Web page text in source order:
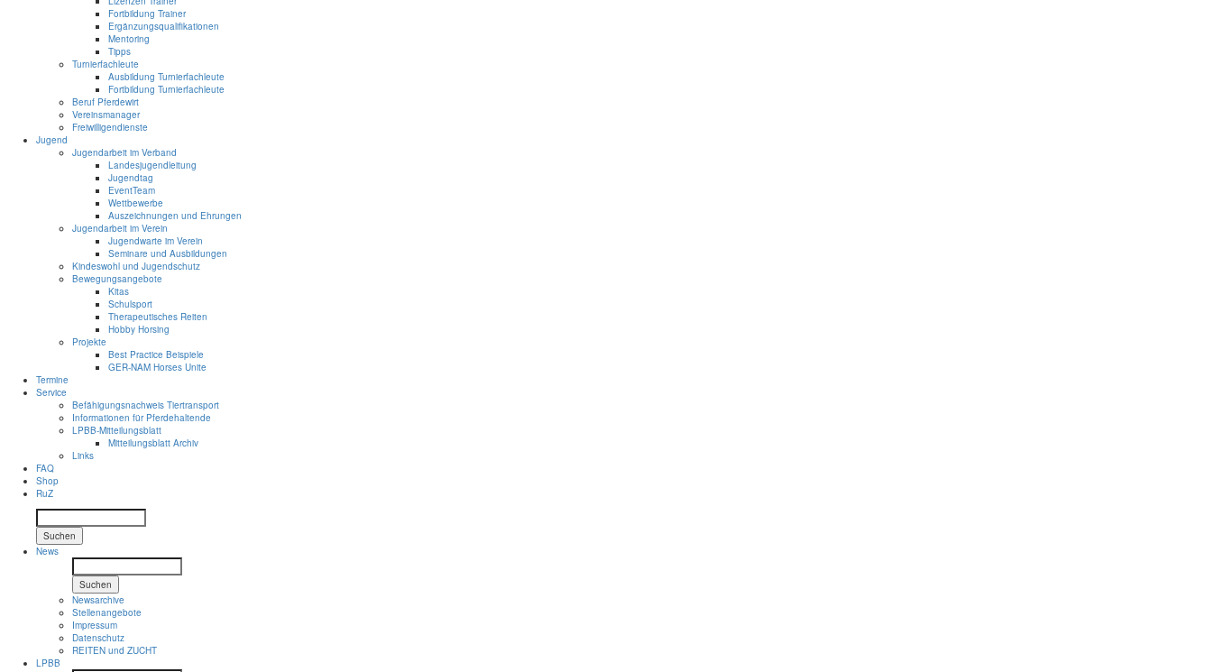
Fortbildung Trainer
Ergänzungsqualifikationen
Mentoring
Tipps
Turnierfachleute
Ausbildung Turnierfachleute
Fortbildung Turnierfachleute
Beruf Pferdewirt
Vereinsmanager
Freiwilligendienste
Jugend
Jugendarbeit im Verband
Landesjugendleitung
Jugendtag
EventTeam
Wettbewerbe
Auszeichnungen und Ehrungen
Jugendarbeit im Verein
Jugendwarte im Verein
Seminare und Ausbildungen
Kindeswohl und Jugendschutz
Bewegungsangebote
Kitas
Schulsport
Therapeutisches Reiten
Hobby Horsing
Projekte
Best Practice Beispiele
GER-NAM Horses Unite
Termine
Service
Befähigungsnachweis Tiertransport
Informationen für Pferdehaltende
LPBB-Mitteilungsblatt
Mitteilungsblatt Archiv
Links
FAQ
Shop
RuZ
Suchen
News
Suchen
Newsarchive
Stellenangebote
Impressum
Datenschutz
REITEN und ZUCHT
LPBB